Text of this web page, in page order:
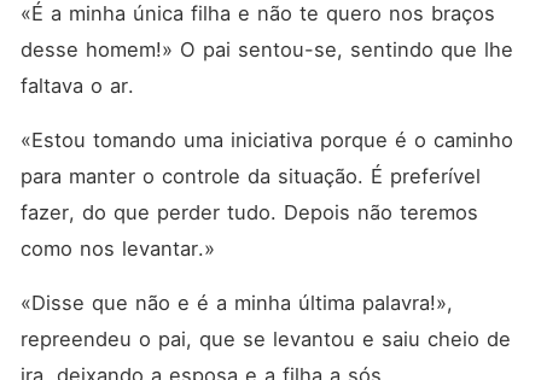
«É a minha única filha e não te quero nos braços
desse homem!» O pai sentou-se, sentindo que lhe
faltava o ar.
«Estou tomando uma iniciativa porque é o caminho
para manter o controle da situação. É preferível
fazer, do que perder tudo. Depois não teremos
como nos levantar.»
«Disse que não e é a minha última palavra!»,
repreendeu o pai, que se levantou e saiu cheio de
ira, deixando a esposa e a filha a sós.